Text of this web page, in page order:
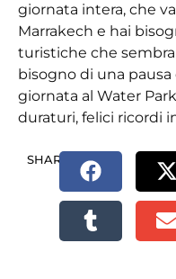
giornata intera, che
Marrakech e hai
turistiche che
bisogno di una
giornata al Water
duraturi, felici ricordi
SHARE.